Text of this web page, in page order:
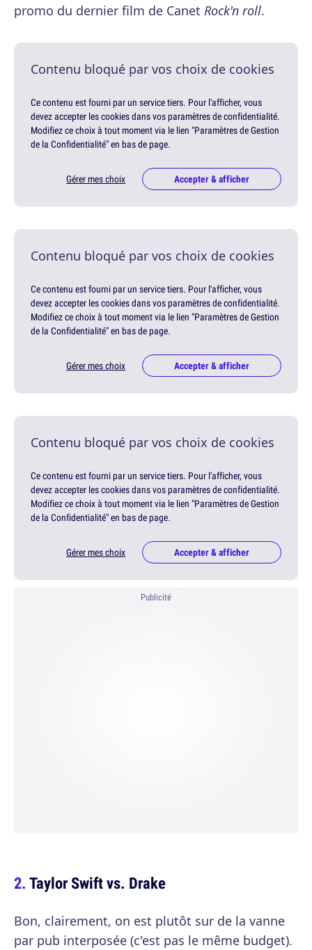
promo du dernier film de Canet Rock'n roll.
Contenu bloqué par vos choix de cookies
Ce contenu est fourni par un service tiers. Pour l'afficher, vous
devez accepter les cookies dans vos paramètres de confidentialité.
Modifiez ce choix à tout moment via le lien "Paramètres de Gestion
de la Confidentialité" en bas de page.
Gérer mes choix Accepter & afficher
Contenu bloqué par vos choix de cookies
Ce contenu est fourni par un service tiers. Pour l'afficher, vous
devez accepter les cookies dans vos paramètres de confidentialité.
Modifiez ce choix à tout moment via le lien "Paramètres de Gestion
de la Confidentialité" en bas de page.
Gérer mes choix Accepter & afficher
Contenu bloqué par vos choix de cookies
Ce contenu est fourni par un service tiers. Pour l'afficher, vous
devez accepter les cookies dans vos paramètres de confidentialité.
Modifiez ce choix à tout moment via le lien "Paramètres de Gestion
de la Confidentialité" en bas de page.
Gérer mes choix Accepter & afficher
Publicité
Taylor Swift vs. Drake
Bon, clairement, on est plutôt sur de la vanne
par pub interposée (c'est pas le même budget).